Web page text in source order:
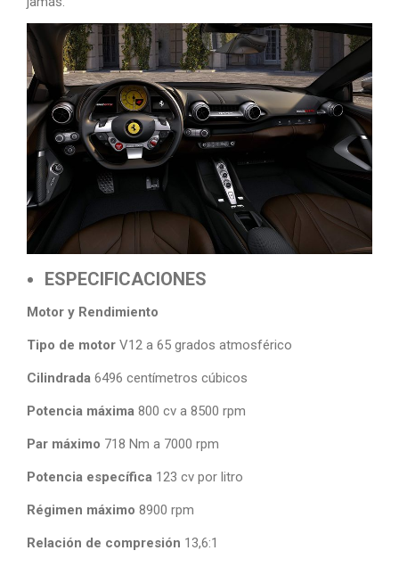
ESPECIFICACIONES
Motor y Rendimiento
Tipo de motor V12 a 65 grados atmosférico
Cilindrada 6496 centímetros cúbicos
Potencia máxima 800 cv a 8500 rpm
Par máximo 718 Nm a 7000 rpm
Potencia específica 123 cv por litro
Régimen máximo 8900 rpm
Relación de compresión 13,6:1